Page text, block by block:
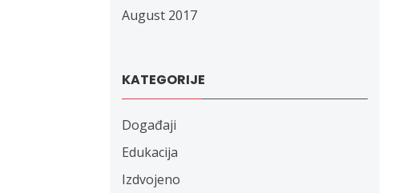
August 2017
KATEGORIJE
Događaji
Edukacija
Izdvojeno